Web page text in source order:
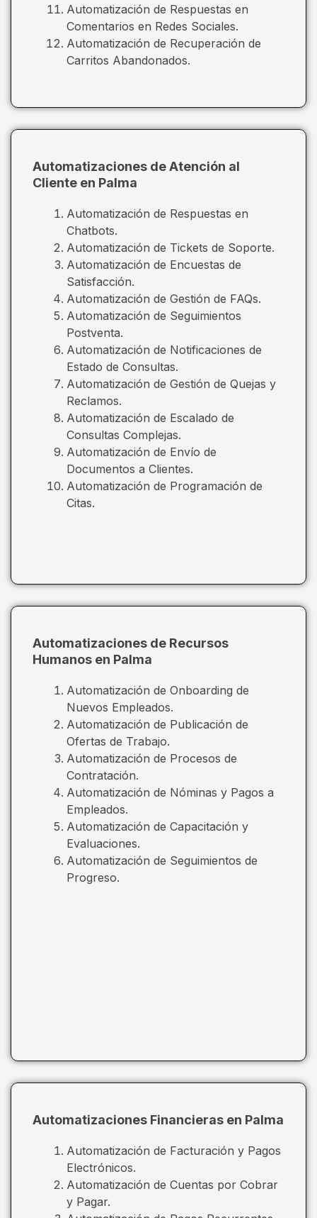
Automatización de Respuestas en
Comentarios en Redes Sociales.
Automatización de Recuperación de
Carritos Abandonados.
Automatizaciones de Atención al
Cliente en Palma
Automatización de Respuestas en
Chatbots.
Automatización de Tickets de Soporte.
Automatización de Encuestas de
Satisfacción.
Automatización de Gestión de FAQs.
Automatización de Seguimientos
Postventa.
Automatización de Notificaciones de
Estado de Consultas.
Automatización de Gestión de Quejas y
Reclamos.
Automatización de Escalado de
Consultas Complejas.
Automatización de Envío de
Documentos a Clientes.
Automatización de Programación de
Citas.
Automatizaciones de Recursos
Humanos en Palma
Automatización de Onboarding de
Nuevos Empleados.
Automatización de Publicación de
Ofertas de Trabajo.
Automatización de Procesos de
Contratación.
Automatización de Nóminas y Pagos a
Empleados.
Automatización de Capacitación y
Evaluaciones.
Automatización de Seguimientos de
Progreso.
Automatizaciones Financieras en Palma
Automatización de Facturación y Pagos
Electrónicos.
Automatización de Cuentas por Cobrar
y Pagar.